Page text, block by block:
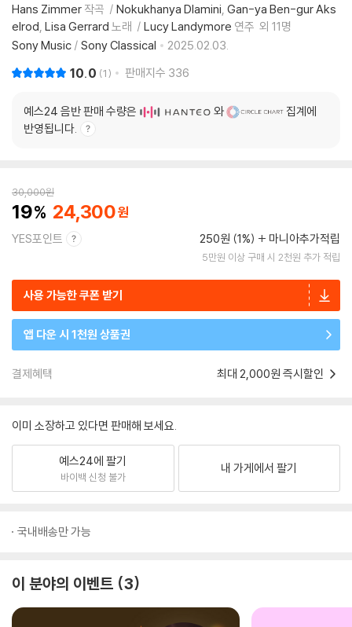
Hans Zimmer 작곡 Nokukhanya Dlamini Gan-ya Ben-gur Aks
elrod Lisa Gerrard 노래 Lucy Landymore 연주 외 11명
Sony Music / Sony Classical 2025.02.03.
10.0 1 판매지수 336
예스24 음반 판매 수량은 와
집계에
반영됩니다.
30,000원
19 24,300
YES포인트 250원 (1%) 마니아추가적립
5만원 이상 구매 시 2천원 추가 적립
사용 가능한 쿠폰 받기
앱 다운 시 1천원 상품권
결제혜택 최대 2,000원 즉시할인
이미 소장하고 있다면 판매해 보세요.
예스24에 팔기
바이백 신청 불가
내 가게에서 팔기
국내배송만 가능
이 분야의 이벤트 3